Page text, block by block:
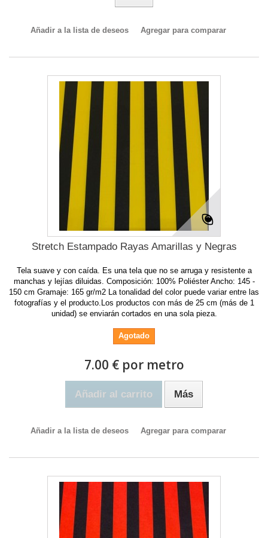
Añadir a la lista de deseos Agregar para comparar
Stretch Estampado Rayas Amarillas y Negras
Tela suave y con caída. Es una tela que no se arruga y resistente a
manchas y lejías diluidas. Composición: 100% Poliéster Ancho: 145 -
150 cm Gramaje: 165 gr/m2 La tonalidad del color puede variar entre las
fotografías y el producto.Los productos con más de 25 cm (más de 1
unidad) se enviarán cortados en una sola pieza.
Agotado
7.00 € por metro
Añadir al carrito Más
Añadir a la lista de deseos Agregar para comparar